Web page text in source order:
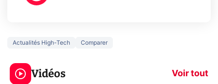
Actualités High-Tech Comparer
Vidéos Voir tout
5 générations de
jeux dans la
prochaine Xbox !
navigation